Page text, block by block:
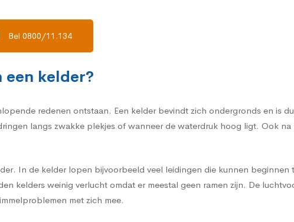
Bel 0800/11.134
kelder?
redenen ontstaan. Een kelder bevindt zich ondergronds en is
langs zwakke plekjes of wanneer de waterdruk hoog ligt. Ook na
In de kelder lopen bijvoorbeeld veel leidingen die kunnen
kelders weinig verlucht omdat er meestal geen ramen zijn. De
met zich mee.